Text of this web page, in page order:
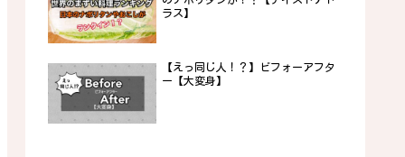
ラス】
【えっ同じ人！？】ビフォーアフタ
ー【大変身】